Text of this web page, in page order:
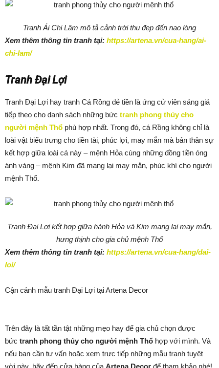
Tranh Ái Chi Lâm mô tả cảnh trời thu đẹp đến nao lòng
Xem thêm thông tin tranh tại: https://artena.vn/cua-hang/ai-
chi-lam/
Tranh Đại Lợi
Tranh Đại Lợi hay tranh Cá Rồng đẻ tiền là ứng cử viên sáng giá
tiếp theo cho danh sách những bức tranh phong thủy cho
người mệnh Thổ phù hợp nhất. Trong đó, cá Rồng không chỉ là
loài vật biểu trưng cho tiền tài, phúc lợi, may mắn mà bản thân sự
kết hợp giữa loài cá này – mệnh Hỏa cùng những đồng tiền óng
ánh vàng – mệnh Kim đã mang lại may mắn, phúc khí cho người
mệnh Thổ.
Tranh Đại Lợi kết hợp giữa hành Hỏa và Kim mang lại may mắn,
hưng thịnh cho gia chủ mệnh Thổ
Xem thêm thông tin tranh tại: https://artena.vn/cua-hang/dai-
loi/
Cận cảnh mẫu tranh Đại Lợi tại Artena Decor
Trên đây là tất tần tật những mẹo hay để gia chủ chọn được
bức tranh phong thủy cho người mệnh Thổ hợp với mình. Và
nếu bạn cần tư vấn hoặc xem trực tiếp những mẫu tranh tuyệt
vời này, hãy đến cửa hàng của Artena Decor để tham khảo nhé!